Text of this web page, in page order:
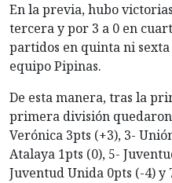
En la previa, hubo
tercera y por 3 a 0 en
partidos en quinta ni
equipo Pipinas.
De esta manera, tras la
primera división
Verónica 3pts (+3), 3-
Atalaya 1pts (0), 5-
Juventud Unida 0pts (-4) y